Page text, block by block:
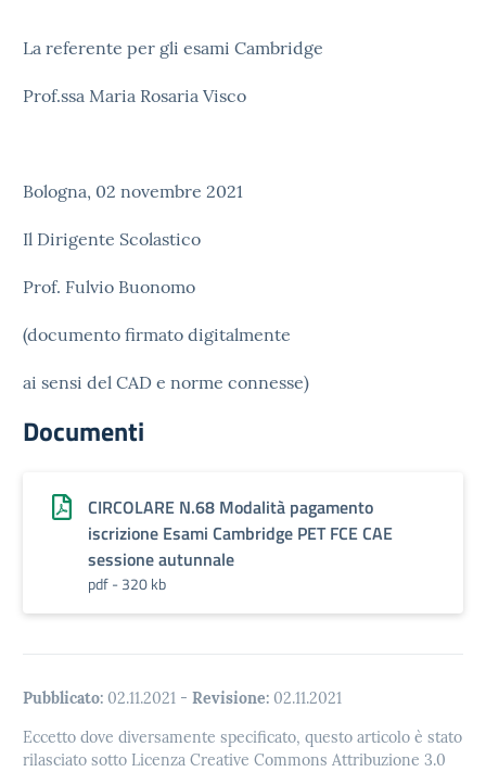
La referente per gli esami Cambridge
Prof.ssa Maria Rosaria Visco
Bologna, 02 novembre 2021
Il Dirigente Scolastico
Prof. Fulvio Buonomo
(documento firmato digitalmente
ai sensi del CAD e norme connesse)
Documenti
CIRCOLARE N.68 Modalità pagamento
iscrizione Esami Cambridge PET FCE CAE
sessione autunnale
pdf - 320 kb
Pubblicato: 02.11.2021 - Revisione: 02.11.2021
Eccetto dove diversamente specificato, questo articolo è stato
rilasciato sotto Licenza Creative Commons Attribuzione 3.0